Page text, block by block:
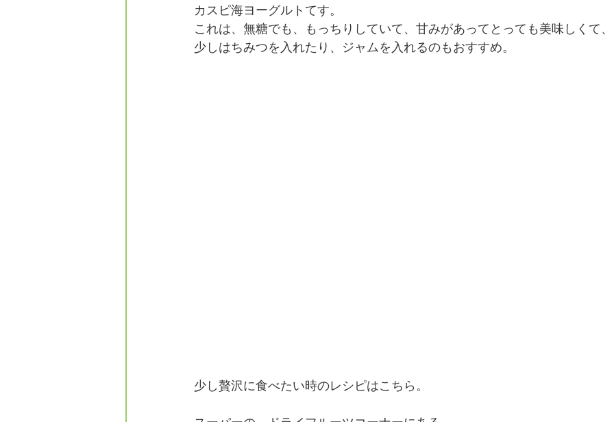
カスピ海ヨーグルトてす。
これは、無糖でも、もっちりしていて、甘みがあってとっても美味しくて、
少しはちみつを入れたり、ジャムを入れるのもおすすめ。
少し贅沢に食べたい時のレシピはこちら。